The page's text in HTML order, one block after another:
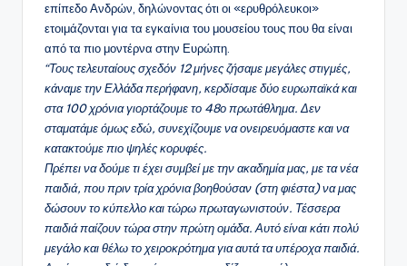
επίπεδο Ανδρών, δηλώνοντας ότι οι «ερυθρόλευκοι»
ετοιμάζονται για τα εγκαίνια του μουσείου τους που θα είναι
από τα πιο μοντέρνα στην Ευρώπη.
“Τους τελευταίους σχεδόν 12 μήνες ζήσαμε μεγάλες στιγμές,
κάναμε την Ελλάδα περήφανη, κερδίσαμε δύο ευρωπαϊκά και
στα 100 χρόνια γιορτάζουμε το 48ο πρωτάθλημα. Δεν
σταματάμε όμως εδώ, συνεχίζουμε να ονειρευόμαστε και να
κατακτούμε πιο ψηλές κορυφές.
Πρέπει να δούμε τι έχει συμβεί με την ακαδημία μας, με τα νέα
παιδιά, που πριν τρία χρόνια βοηθούσαν (στη φιέστα) να μας
δώσουν το κύπελλο και τώρω πρωταγωνιστούν. Τέσσερα
παιδιά παίζουν τώρα στην πρώτη ομάδα. Αυτό είναι κάτι πολύ
μεγάλο και θέλω το χειροκρότημα για αυτά τα υπέροχα παιδιά.